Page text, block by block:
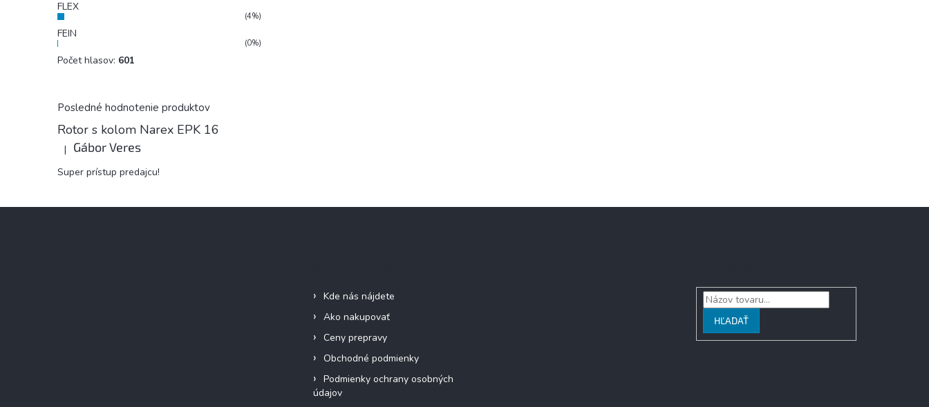
FLEX
(4%)
FEIN
(0%)
Počet hlasov: 601
Posledné hodnotenie produktov
Rotor s kolom Narex EPK 16
Hodnotenie produktu je 5 z 5 hviezdičiek.
| Gábor Veres
Super prístup predajcu!
Kde nás nájdete
Ako nakupovať
Ceny prepravy
Obchodné podmienky
Podmienky ochrany osobných
údajov
HĽADAŤ